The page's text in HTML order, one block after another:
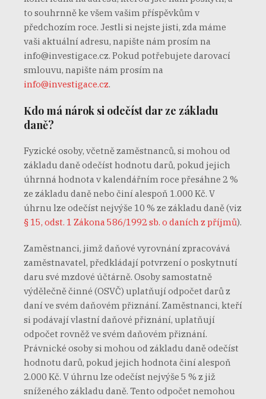
to souhrnně ke všem vašim příspěvkům v
předchozím roce. Jestli si nejste jisti, zda máme
vaši aktuální adresu, napište nám prosím na
info@investigace.cz. Pokud potřebujete darovací
smlouvu, napište nám prosím na
info@investigace.cz.
Kdo má nárok si odečíst dar ze základu
daně?
Fyzické osoby, včetně zaměstnanců, si mohou od
základu daně odečíst hodnotu darů, pokud jejich
úhrnná hodnota v kalendářním roce přesáhne 2 %
ze základu daně nebo činí alespoň 1.000 Kč. V
úhrnu lze odečíst nejvýše 10 % ze základu daně (viz
§ 15, odst. 1 Zákona 586/1992 sb. o daních z příjmů).
Zaměstnanci, jimž daňové vyrovnání zpracovává
zaměstnavatel, předkládají potvrzení o poskytnutí
daru své mzdové účtárně. Osoby samostatně
výdělečně činné (OSVČ) uplatňují odpočet darů z
daní ve svém daňovém přiznání. Zaměstnanci, kteří
si podávají vlastní daňové přiznání, uplatňují
odpočet rovněž ve svém daňovém přiznání.
Právnické osoby si mohou od základu daně odečíst
hodnotu darů, pokud jejich hodnota činí alespoň
2.000 Kč. V úhrnu lze odečíst nejvýše 5 % z již
sníženého základu daně. Tento odpočet nemohou